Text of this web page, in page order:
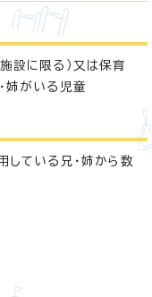
設に限る）又は保育
姉がいる児童
している兄・姉から数